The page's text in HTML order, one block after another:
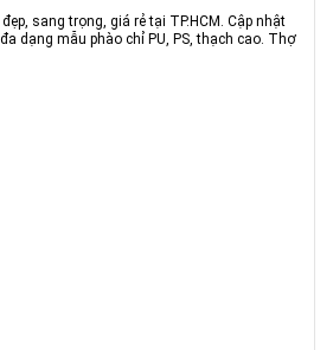
sang trọng, giá rẻ tại TP.HCM. Cập nhật
dạng mẫu phào chỉ PU, PS, thạch cao. Thợ